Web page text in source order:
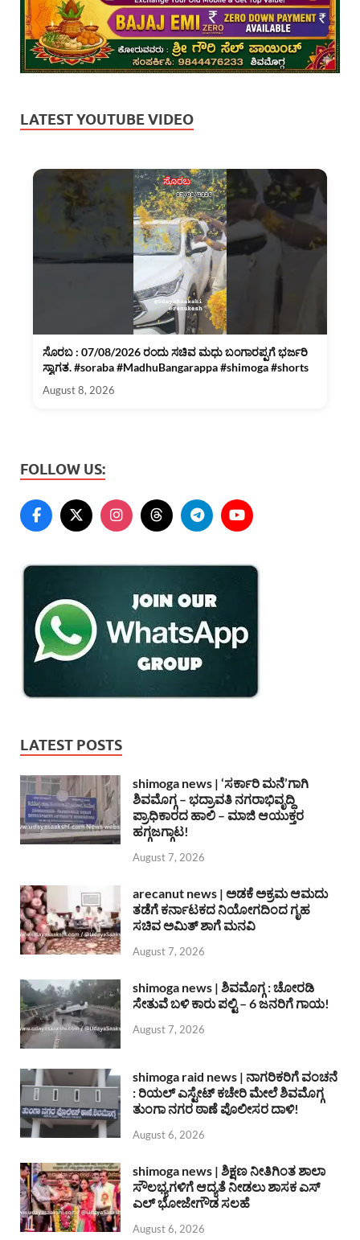
LATEST YOUTUBE VIDEO
ಸೊರಬ : 07/08/2026 ರಂದು ಸಚಿವ ಮಧು ಬಂಗಾರಪ್ಪಗೆ ಭರ್ಜರಿ
ಸ್ವಾಗತ. #soraba #MadhuBangarappa #shimoga #shorts
August 8, 2026
FOLLOW US:
LATEST POSTS
shimoga news | ‘ಸರ್ಕಾರಿ ಮನೆ’ಗಾಗಿ
ಶಿವಮೊಗ್ಗ – ಭದ್ರಾವತಿ ನಗರಾಭಿವೃದ್ದಿ
ಪ್ರಾಧಿಕಾರದ ಹಾಲಿ – ಮಾಜಿ ಆಯುಕ್ತರ
ಹಗ್ಗಜಗ್ಗಾಟ!
August 7, 2026
arecanut news | ಅಡಕೆ ಅಕ್ರಮ ಆಮದು
ತಡೆಗೆ ಕರ್ನಾಟಕದ ನಿಯೋಗದಿಂದ ಗೃಹ
ಸಚಿವ ಅಮಿತ್ ಶಾಗೆ ಮನವಿ
August 7, 2026
shimoga news | ಶಿವಮೊಗ್ಗ : ಚೋರಡಿ
ಸೇತುವೆ ಬಳಿ ಕಾರು ಪಲ್ಟಿ – 6 ಜನರಿಗೆ ಗಾಯ!
August 7, 2026
shimoga raid news | ನಾಗರಿಕರಿಗೆ ವಂಚನೆ
: ರಿಯಲ್ ಎಸ್ಟೇಟ್ ಕಚೇರಿ ಮೇಲೆ ಶಿವಮೊಗ್ಗ
ತುಂಗಾ ನಗರ ಠಾಣೆ ಪೊಲೀಸರ ದಾಳಿ!
August 6, 2026
shimoga news | ಶಿಕ್ಷಣ ನೀತಿಗಿಂತ ಶಾಲಾ
ಸೌಲಭ್ಯಗಳಿಗೆ ಆದ್ಯತೆ ನೀಡಲು ಶಾಸಕ ಎಸ್
ಎಲ್ ಭೋಜೇಗೌಡ ಸಲಹೆ
August 6, 2026